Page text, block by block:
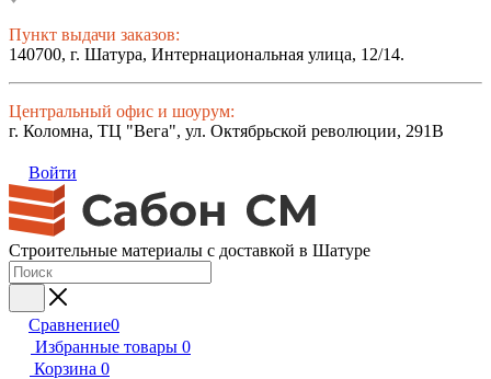
Пункт выдачи заказов:
140700, г. Шатура, Интернациональная улица, 12/14.
Центральный офис и шоурум:
г. Коломна, ТЦ "Вега", ул. Октябрьской революции, 291В
Войти
Строительные материалы с доставкой в Шатуре
Сравнение0
Избранные товары 0
Корзина 0